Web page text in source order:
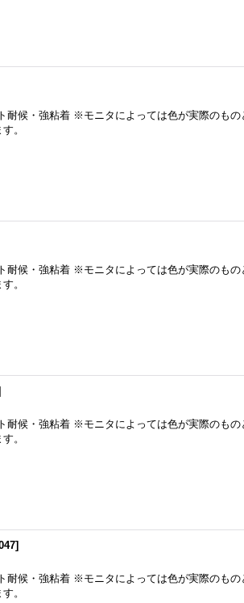
候・強粘着 ※モニタによっては色が実際のもの
。
候・強粘着 ※モニタによっては色が実際のもの
。
候・強粘着 ※モニタによっては色が実際のもの
。
]
候・強粘着 ※モニタによっては色が実際のもの
。